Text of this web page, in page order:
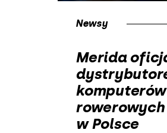
Newsy
Merida
komputerów
w Polsce